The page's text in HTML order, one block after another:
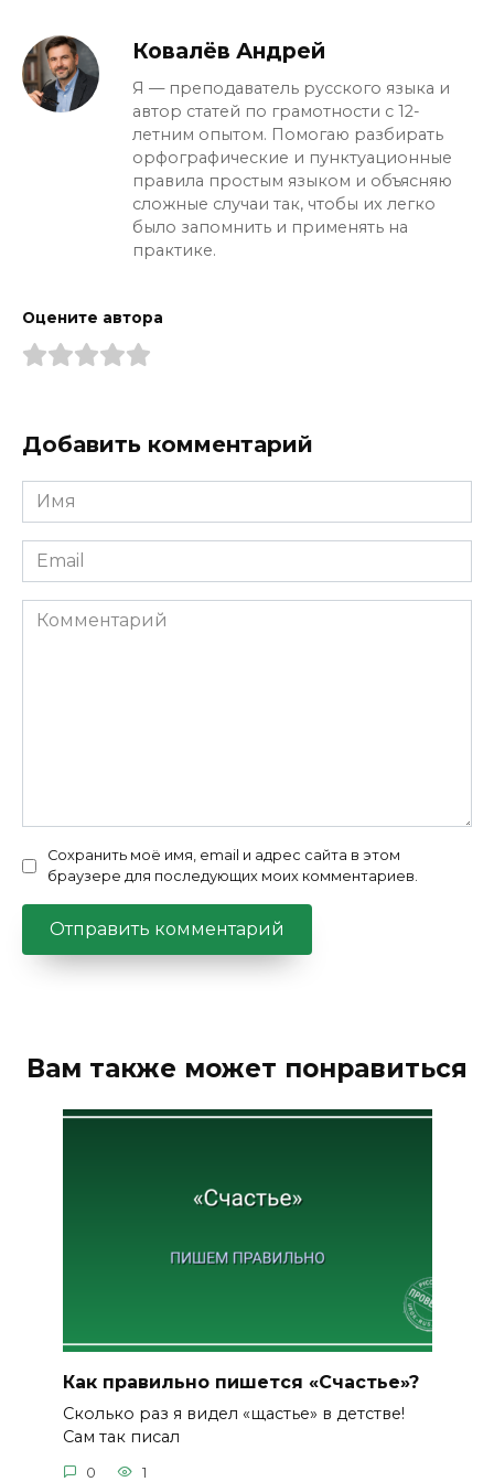
Ковалёв Андрей
Я — преподаватель русского языка и
автор статей по грамотности с 12-
летним опытом. Помогаю разбирать
орфографические и пунктуационные
правила простым языком и объясняю
сложные случаи так, чтобы их легко
было запомнить и применять на
практике.
Оцените автора
Добавить комментарий
Имя
*
Email
*
Комментарий
Сохранить моё имя, email и адрес сайта в этом
браузере для последующих моих комментариев.
Вам также может понравиться
Как правильно пишется «Счастье»?
Сколько раз я видел «щастье» в детстве!
Сам так писал
0 1